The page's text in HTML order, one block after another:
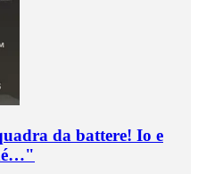
da battere! Io e